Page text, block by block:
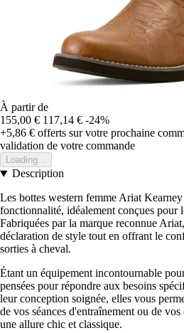
À partir de
155,00 € 117,14 € -24%
+5,86 € offerts sur votre prochaine
validation de votre commande
Loading...
Description
Les bottes western femme Ariat
fonctionnalité, idéalement conçues pour
Fabriquées par la marque reconnue
déclaration de style tout en offrant le
sorties à cheval.
Étant un équipement incontournable
pensées pour répondre aux besoins
leur conception soignée, elles vous
de vos séances d'entraînement ou de
une allure chic et classique.